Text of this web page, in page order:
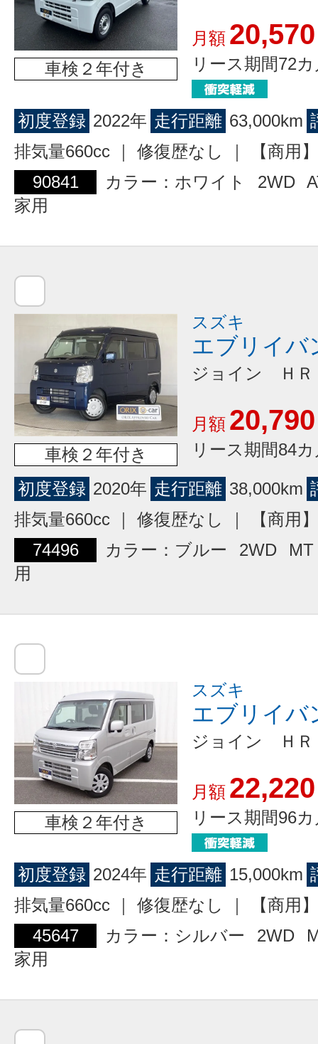
車検２年付き
月額 20,570
リース期間72
初度登録 2022年 走行距離 63,000km
排気量660cc ｜ 修復歴なし ｜ 【商用
90841
カラー：ホワイト 2WD
家用
車検２年付き
スズキ
エブリイバ
ジョイン ＨＲ
月額 20,790
リース期間84
初度登録 2020年 走行距離 38,000km
排気量660cc ｜ 修復歴なし ｜ 【商用
74496
カラー：ブルー 2WD
MT
用
車検２年付き
スズキ
エブリイバ
ジョイン ＨＲ
月額 22,220
リース期間96
初度登録 2024年 走行距離 15,000km
排気量660cc ｜ 修復歴なし ｜ 【商用
45647
カラー：シルバー 2WD
家用